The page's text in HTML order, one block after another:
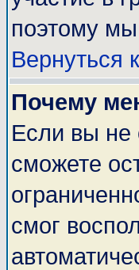
поэтому
Вернуться
Почему
Если вы не
сможете
смог